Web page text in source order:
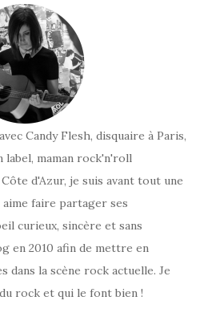
Candy Flesh, disquaire à Paris,
label, maman rock'n'roll
d'Azur, je suis avant tout une
aime faire partager ses
curieux, sincère et sans
en 2010 afin de mettre en
dans la scène rock actuelle. Je
rock et qui le font bien !